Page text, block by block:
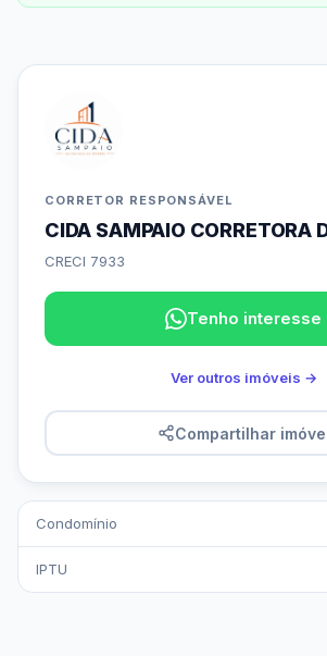
CORRETOR RESPONSÁVEL
CIDA SAMPAIO CORRETORA
CRECI 7933
Tenho interesse
Ver outros imóveis →
Compartilhar
Condomínio
IPTU